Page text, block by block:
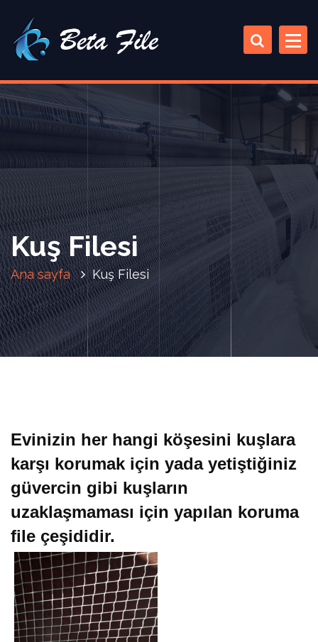
ğ
e
a
a
Kuş Filesi
Ana sayfa Kuş Filesi
Evinizin her hangi köşesini kuşlara
karşı korumak için yada yetiştiğiniz
güvercin gibi kuşların
uzaklaşmaması için yapılan koruma
file çeşididir.